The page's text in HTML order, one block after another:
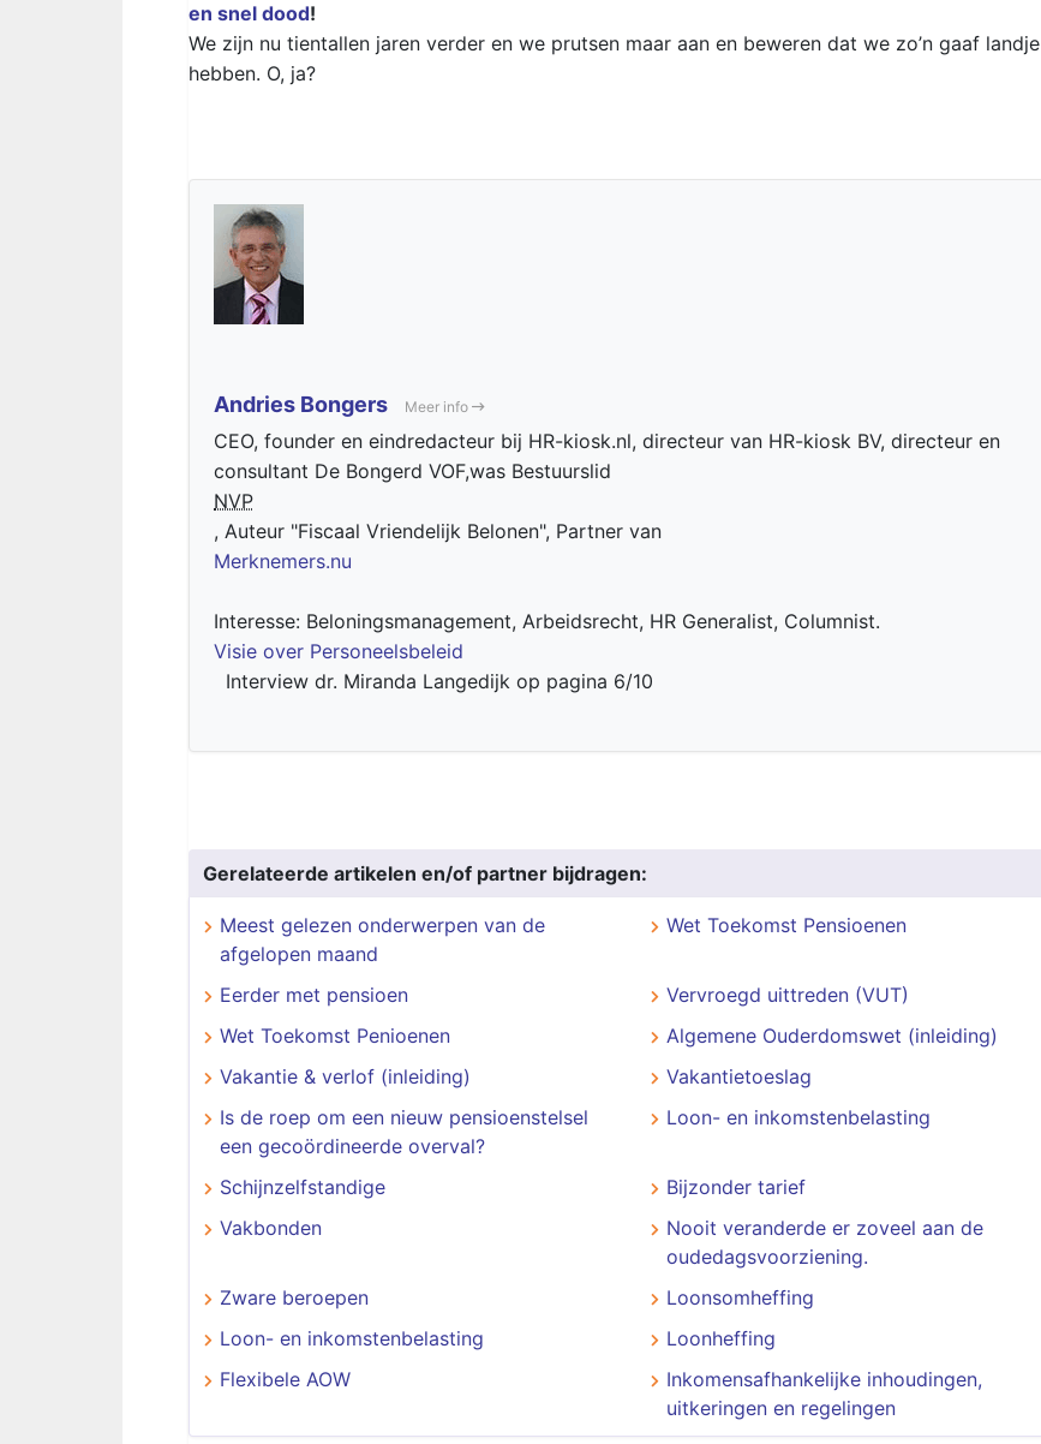
en snel dood!
We zijn nu tientallen jaren verder en we prutsen maar aan en beweren dat we zo’n gaaf landje
hebben. O, ja?
Andries Bongers Meer info
CEO, founder en eindredacteur bij HR-kiosk.nl, directeur van HR-kiosk BV, directeur en
consultant De Bongerd VOF,was Bestuurslid
NVP
, Auteur "Fiscaal Vriendelijk Belonen", Partner van
Merknemers.nu
Interesse: Beloningsmanagement, Arbeidsrecht, HR Generalist, Columnist.
Visie over Personeelsbeleid
Interview dr. Miranda Langedijk op pagina 6/10
Gerelateerde artikelen en/of partner bijdragen:
Meest gelezen onderwerpen van de
afgelopen maand
Wet Toekomst Pensioenen
Eerder met pensioen
Vervroegd uittreden (VUT)
Wet Toekomst Penioenen
Algemene Ouderdomswet (inleiding)
Vakantie & verlof (inleiding)
Vakantietoeslag
Is de roep om een nieuw pensioenstelsel
een gecoördineerde overval?
Loon- en inkomstenbelasting
Schijnzelfstandige
Bijzonder tarief
Vakbonden
Nooit veranderde er zoveel aan de
oudedagsvoorziening.
Zware beroepen
Loonsomheffing
Loon- en inkomstenbelasting
Loonheffing
Flexibele AOW
Inkomensafhankelijke inhoudingen,
uitkeringen en regelingen